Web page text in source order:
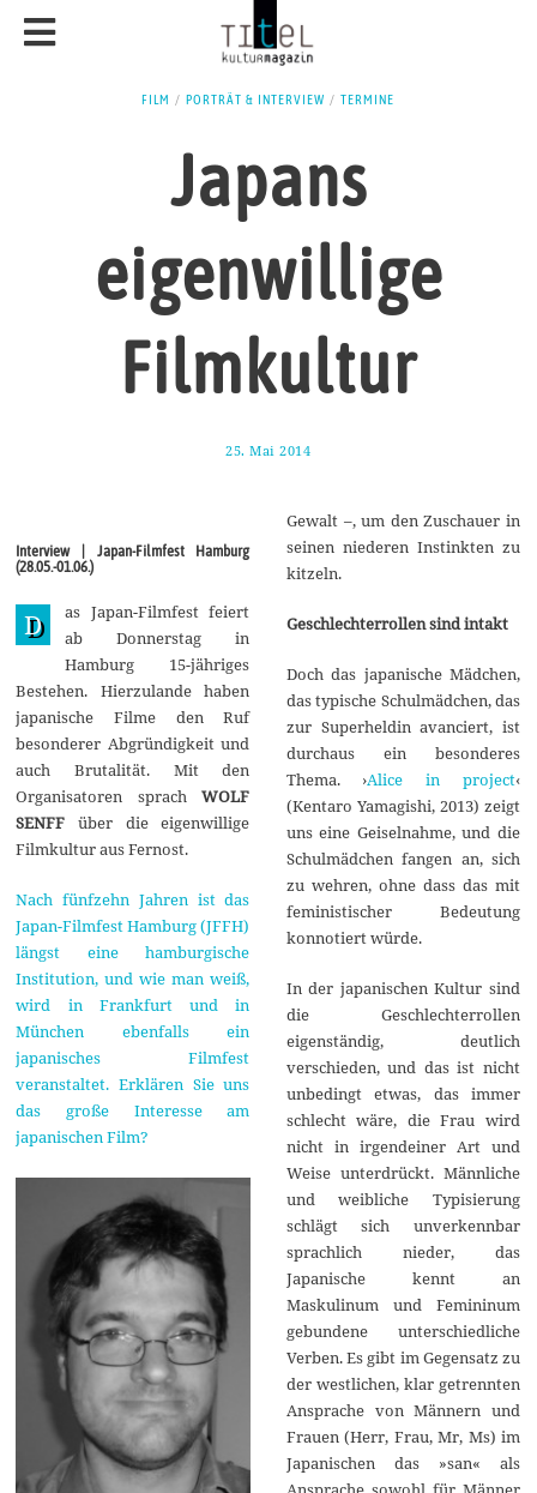
FILM / PORTRÄT & INTERVIEW / TERMINE
Japans
eigenwillige
Filmkultur
25. Mai 2014
n
2
0
Interview | Japan-Filmfest Hamburg
(28.05.-01.06.)
D
as Japan-Filmfest feiert
ab Donnerstag in
Hamburg 15-jähriges
Bestehen. Hierzulande haben
japanische Filme den Ruf
besonderer Abgründigkeit und
auch Brutalität. Mit den
Organisatoren sprachWOLF
SENFF über die eigenwillige
Filmkultur aus Fernost.
Nach fünfzehn Jahren ist das
Japan-Filmfest Hamburg (JFFH)
längst eine hamburgische
Institution, und wie man weiß,
wird in Frankfurt und in
München ebenfalls ein
japanisches Filmfest
veranstaltet. Erklären Sie uns
das große Interesse am
japanischen Film?
Gewalt –, um den Zuschauer in
seinen niederen Instinkten zu
kitzeln.
Geschlechterrollen sind intakt
Doch das japanische Mädchen,
das typische Schulmädchen, das
zur Superheldin avanciert, ist
durchaus ein besonderes
Thema. ›Alice in project‹
(Kentaro Yamagishi, 2013) zeigt
uns eine Geiselnahme, und die
Schulmädchen fangen an, sich
zu wehren, ohne dass das mit
feministischer Bedeutung
konnotiert würde.
In der japanischen Kultur sind
die Geschlechterrollen
eigenständig, deutlich
verschieden, und das ist nicht
unbedingt etwas, das immer
schlecht wäre, die Frau wird
nicht in irgendeiner Art und
Weise unterdrückt. Männliche
und weibliche Typisierung
schlägt sich unverkennbar
sprachlich nieder, das
Japanische kennt an
Maskulinum und Femininum
gebundene unterschiedliche
Verben. Es gibt im Gegensatz zu
der westlichen, klar getrennten
Ansprache von Männern und
Frauen (Herr, Frau, Mr, Ms) im
Japanischen das »san« als